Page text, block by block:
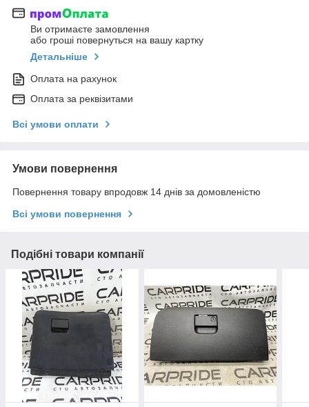
Ви отримаєте замовлення
або гроші повернуться на вашу картку
Детальніше
Оплата на рахунок
Оплата за реквізитами
Всі умови оплати
Умови повернення
Повернення товару впродовж 14 днів за домовленістю
Всі умови повернення
Подібні товари компанії